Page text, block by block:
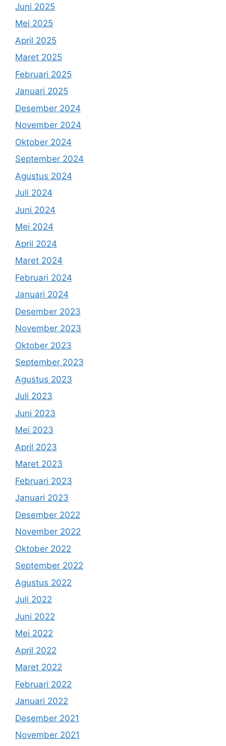
Juni 2025
Mei 2025
April 2025
Maret 2025
Februari 2025
Januari 2025
Desember 2024
November 2024
Oktober 2024
September 2024
Agustus 2024
Juli 2024
Juni 2024
Mei 2024
April 2024
Maret 2024
Februari 2024
Januari 2024
Desember 2023
November 2023
Oktober 2023
September 2023
Agustus 2023
Juli 2023
Juni 2023
Mei 2023
April 2023
Maret 2023
Februari 2023
Januari 2023
Desember 2022
November 2022
Oktober 2022
September 2022
Agustus 2022
Juli 2022
Juni 2022
Mei 2022
April 2022
Maret 2022
Februari 2022
Januari 2022
Desember 2021
November 2021